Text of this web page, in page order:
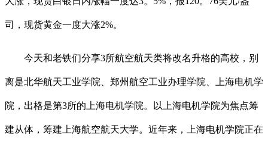
司，现货黄金一度大涨2%。
今天和老铁们分享3所航空航天类将改名升格的高校，别
离是北华航天工业学院、郑州航空工业办理学院、上海电机学
院，出格是第3所的上海电机学院。以上海电机学院为焦点筹
建从体，筹建上海航空航天大学。近年来，上海电机学院正在